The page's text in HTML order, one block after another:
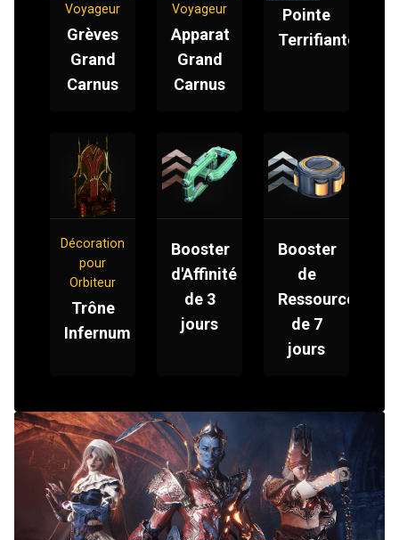
Voyageur
Grèves
Grand
Carnus
Voyageur
Apparat
Grand
Carnus
Pointe
Terrifiante
Décoration
pour
Orbiteur
Trône
Infernum
Booster
d'Affinité
de 3
jours
Booster
de
Ressources
de 7
jours